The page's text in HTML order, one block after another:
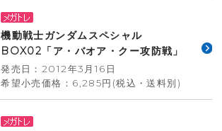
機動戦士ガンダムスペシャル
BOX02「ア・バオア・クー攻防戦」
発売日：2012年3月16日
希望小売価格：6,285円(税込・送料別)